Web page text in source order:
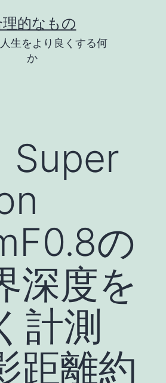
的なもの
生をより良くする何
か
Super
の
深度を
計測
距離約